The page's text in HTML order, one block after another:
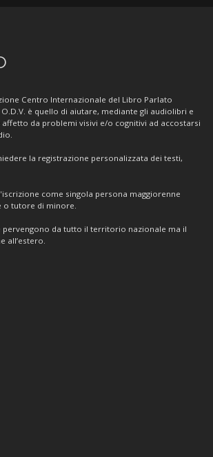
Centro Internazionale del Libro Parlato
è quello di aiutare, mediante gli audiolibri e
affetto da problemi visivi e/o cognitivi ad accostarsi
la registrazione personalizzata dei testi,
come singola persona maggiorenne
tutore di minore.
pervengono da tutto il territorio nazionale ma il
all’estero.